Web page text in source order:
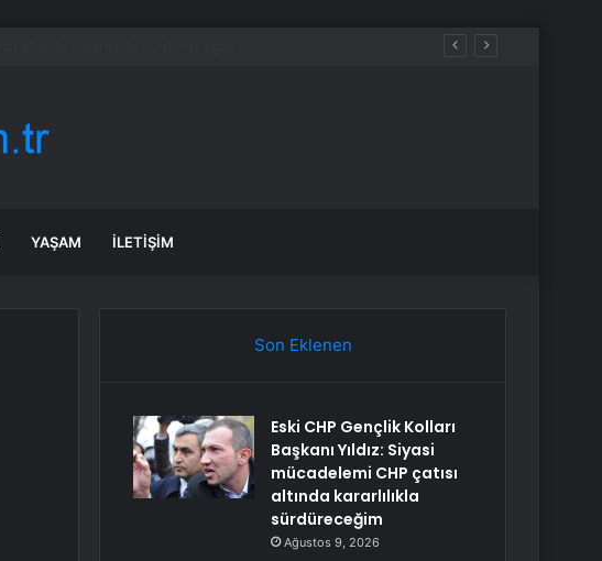
YAŞAM İLETIŞIM
Son Eklenen
Eski CHP Gençlik Kolları
Başkanı Yıldız: Siyasi
mücadelemi CHP çatısı
altında kararlılıkla
sürdüreceğim
Ağustos 9, 2026